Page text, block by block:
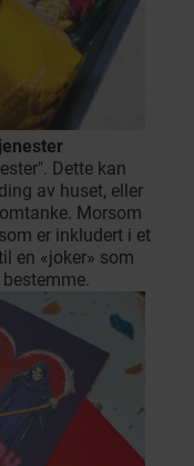
Dette kan
av huset, eller
Morsom
er inkludert i et
en «joker» som